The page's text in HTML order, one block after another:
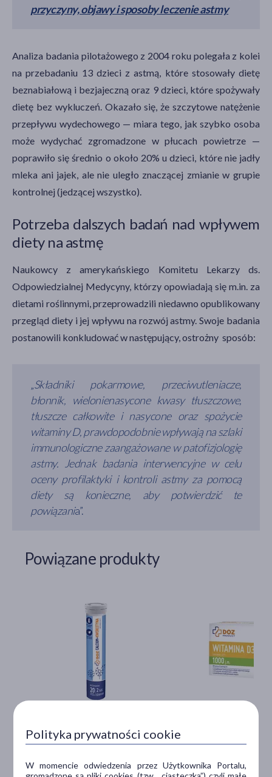
przyczyny, objawy i sposoby leczenie astmy
Analiza badania pilotażowego z 2004 roku polegała z kolei
na przebadaniu 13 dzieci z astmą, które stosowały dietę
beznabiałową i bezjajeczną oraz 9 dzieci, które spożywały
dietę bez wykluczeń. Okazało się, że szczytowe natężenie
przepływu wydechowego — miara tego, jak szybko osoba
może wydychać zgromadzone w płucach powietrze —
poprawiło się średnio o około 20% u dzieci, które nie jadły
mleka ani jajek, ale nie uległo znaczącej zmianie w grupie
kontrolnej (jedzącej wszystko).
Potrzeba dalszych badań nad wpływem
diety na astmę
Naukowcy z amerykańskiego Komitetu Lekarzy ds.
Odpowiedzialnej Medycyny, którzy opowiadają się m.in. za
dietami roślinnymi, przeprowadzili niedawno opublikowany
przegląd diety i jej wpływu na rozwój astmy. Swoje badania
postanowili konkludować w następujący, ostrożny sposób:
„Składniki pokarmowe, przeciwutleniacze,
błonnik, wielonienasycone kwasy tłuszczowe,
tłuszcze całkowite i nasycone oraz spożycie
witaminy D, prawdopodobnie wpływają na szlaki
immunologiczne zaangażowane w patofizjologię
astmy. Jednak badania interwencyjne w celu
oceny profilaktyki i kontroli astmy za pomocą
diety są konieczne, aby potwierdzić te
powiązania”.
Powiązane produkty
Kwercetyna, tabletki musujące, 20
szt.
DOZ PRODUCT
witamin
Polityka prywatności cookie
W momencie odwiedzenia przez Użytkownika Portalu,